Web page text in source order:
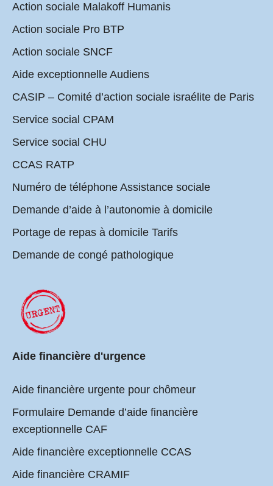
Action sociale Malakoff Humanis
Action sociale Pro BTP
Action sociale SNCF
Aide exceptionnelle Audiens
CASIP – Comité d’action sociale israélite de Paris
Service social CPAM
Service social CHU
CCAS RATP
Numéro de téléphone Assistance sociale
Demande d’aide à l’autonomie à domicile
Portage de repas à domicile Tarifs
Demande de congé pathologique
Aide financière d'urgence
Aide financière urgente pour chômeur
Formulaire Demande d’aide financière
exceptionnelle CAF
Aide financière exceptionnelle CCAS
Aide financière CRAMIF